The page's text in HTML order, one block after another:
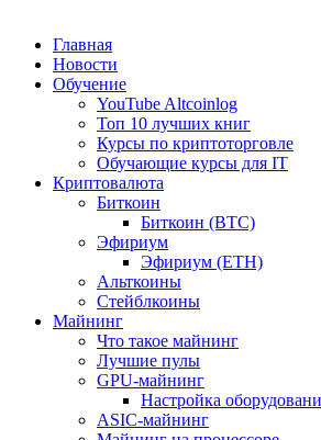
Главная
Новости
Обучение
YouTube Altcoinlog
Топ 10 лучших книг
Курсы по криптоторговле
Обучающие курсы для IT
Криптовалюта
Биткоин
Биткоин (BTC)
Эфириум
Эфириум (ETH)
Альткоины
Стейблкоины
Майнинг
Что такое майнинг
Лучшие пулы
GPU-майнинг
Настройка
ASIC-майнинг